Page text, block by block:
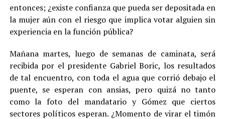
entonces; ¿existe confianza que pueda ser depositada en
la mujer aún con el riesgo que implica votar alguien sin
experiencia en la función pública?
Mañana martes, luego de semanas de caminata, será
recibida por el presidente Gabriel Boric, los resultados
de tal encuentro, con toda el agua que corrió debajo el
puente, se esperan con ansias, pero quizá no tanto
como la foto del mandatario y Gómez que ciertos
sectores políticos esperan. ¿Momento de virar el timón